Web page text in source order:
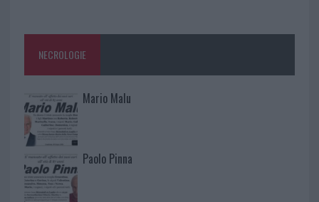
NECROLOGIE
Mario Malu
Paolo Pinna